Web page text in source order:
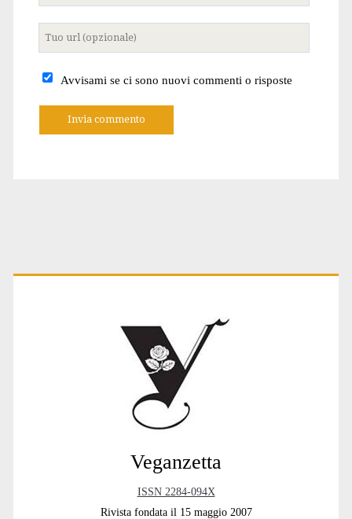
sito
Avvisami se ci sono nuovi commenti o risposte
i
Primary
Veganzetta
ISSN 2284-094X
Rivista fondata il 15 maggio 2007